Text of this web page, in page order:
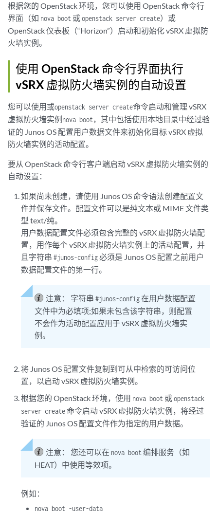
根据您的 OpenStack 环境，您可以使用 OpenStack 命令行
界面（如 nova boot 或 openstack server create）或
OpenStack 仪表板（“Horizon”）启动和初始化 vSRX 虚拟防
火墙实例。
使用 OpenStack 命令行界面执行
vSRX 虚拟防火墙实例的自动设置
您可以使用或openstack server create命令启动和管理 vSRX
虚拟防火墙实例nova boot，其中包括使用本地目录中经过验
证的 Junos OS 配置用户数据文件来初始化目标 vSRX 虚拟
防火墙实例的活动配置。
要从 OpenStack 命令行客户端启动 vSRX 虚拟防火墙实例的
自动设置：
如果尚未创建，请使用 Junos OS 命令语法创建配置文
件并保存文件。配置文件可以是纯文本或 MIME 文件类
型 text/纯。
用户数据配置文件必须包含完整的 vSRX 虚拟防火墙配
置，用作每个 vSRX 虚拟防火墙实例上的活动配置，并
且字符串#junos-config必须是 Junos OS 配置之前用户
数据配置文件的第一行。
注意： 字符串#junos-config在用户数据配置
文件中为必填项;如果未包含该字符串，则配置
不会作为活动配置应用于 vSRX 虚拟防火墙实
例。
将 Junos OS 配置文件复制到可从中检索的可访问位
置，以启动 vSRX 虚拟防火墙实例。
根据您的 OpenStack 环境，使用 nova boot 或openstack
server create命令启动 vSRX 虚拟防火墙实例，将经过
验证的 Junos OS 配置文件作为指定的用户数据。
注意： 您还可以在 nova boot编排服务（如
HEAT）中使用等效项。
例如：
nova boot -user-data